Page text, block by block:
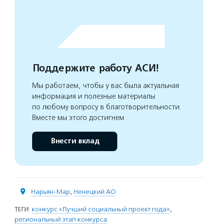
Поддержите работу АСИ!
Мы работаем, чтобы у вас была актуальная
информация и полезные материалы
по любому вопросу в благотворительности.
Вместе мы этого достигнем
Внести вклад
Нарьян-Мар, Ненецкий АО
ТЕГИ: конкурс «Лучший социальный проект года»,
региональный этап конкурса